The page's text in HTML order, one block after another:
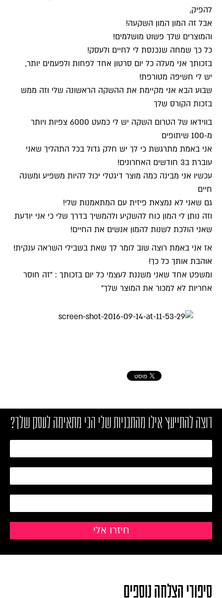
להפיק,
אבל זה המון המון השקעה!
והמוצרים שלך פשוט מושלמים!
כל כך שמחה שנכנסת לי לחיים ולעסק!
בזכותך אני מעלה כל יום סרטון אחד לפחות ולפעמים יותר,
יש לי חשיפה מטורפת!
שבוע הבא אני מקיימת את ההשקה הראשונה שלי וזה ממש
בזכות הקורס שלך
בווידאו של הטרום השקה יש לי כמעט 6000 צפיות ויותר
מ-100 שיתופים
אני באמת מתרגשת כי לך יש חלק גדול בכל התהליך שאני
עוברת ב3 חודשים האחרונים!
עכשיו אני מבינה כמה מוצר דיגטלי יכול להיות משפיע ומשנה
חיים
גם שאני לא נמצאת פיזית עם המתאמנות שלי!
וזה נותן לי המון כוח להשקיע ולהמשיך בדרך שלי כי אני יודעת
שאני הולכת לשנות להמון אנשים את החיים!
אז אני באמת רוצה שוב לומר לך שאת בשבילי השראה ענקית!
אוהבת אותך כל כך!
ומשפט אחד שאני משננת לעצמי כל יום בזכותך : "זה חוסר
אחריות לא למכור את המוצר שלך"
רוצה להתייעץ אילו מהתכניות שלי הכי מתאימה לעסק שלך?
סיפורי הצלחה נוספים